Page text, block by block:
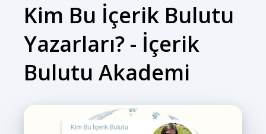
Kim Bu İçerik Bulutu
Yazarları? - İçerik
Bulutu Akademi